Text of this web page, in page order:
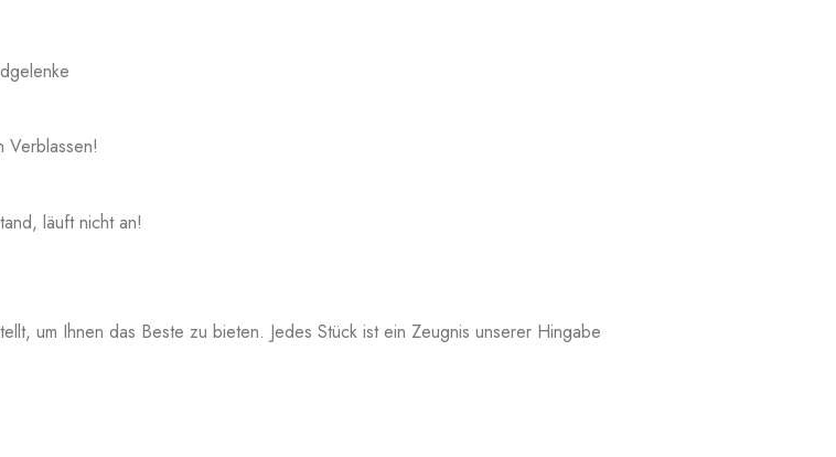
läuft nicht an!
um Ihnen das Beste zu bieten. Jedes Stück ist ein Zeugnis unserer Hingabe